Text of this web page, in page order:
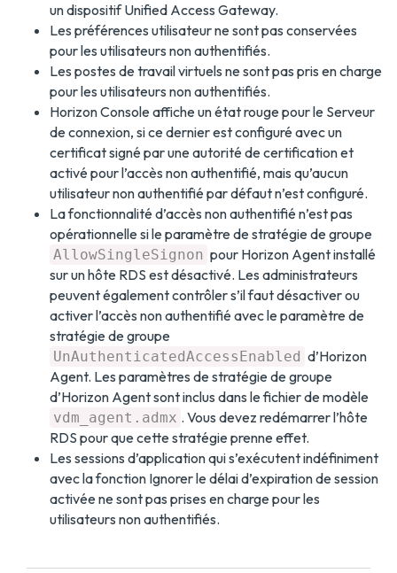
un dispositif Unified Access Gateway.
Les préférences utilisateur ne sont pas conservées
pour les utilisateurs non authentifiés.
Les postes de travail virtuels ne sont pas pris en charge
pour les utilisateurs non authentifiés.
Horizon Console affiche un état rouge pour le Serveur
de connexion, si ce dernier est configuré avec un
certificat signé par une autorité de certification et
activé pour l’accès non authentifié, mais qu’aucun
utilisateur non authentifié par défaut n’est configuré.
La fonctionnalité d’accès non authentifié n’est pas
opérationnelle si le paramètre de stratégie de groupe
AllowSingleSignon pour Horizon Agent installé
sur un hôte RDS est désactivé. Les administrateurs
peuvent également contrôler s’il faut désactiver ou
activer l’accès non authentifié avec le paramètre de
stratégie de groupe
UnAuthenticatedAccessEnabled d’Horizon
Agent. Les paramètres de stratégie de groupe
d’Horizon Agent sont inclus dans le fichier de modèle
vdm_agent.admx . Vous devez redémarrer l’hôte
RDS pour que cette stratégie prenne effet.
Les sessions d’application qui s’exécutent indéfiniment
avec la fonction Ignorer le délai d’expiration de session
activée ne sont pas prises en charge pour les
utilisateurs non authentifiés.